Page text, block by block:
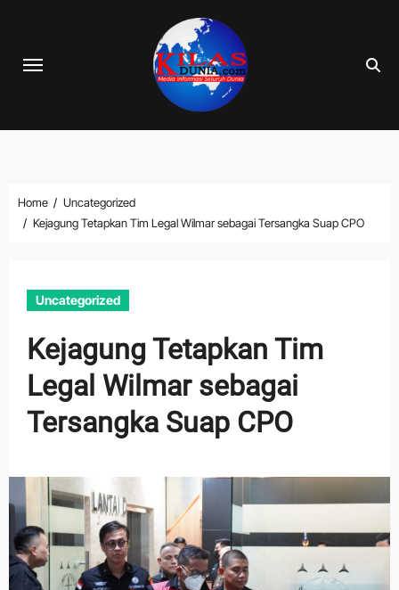
content
Home
Uncategorized
Kejagung Tetapkan Tim Legal Wilmar sebagai Tersangka Suap CPO
Uncategorized
Kejagung Tetapkan Tim
Legal Wilmar sebagai
Tersangka Suap CPO